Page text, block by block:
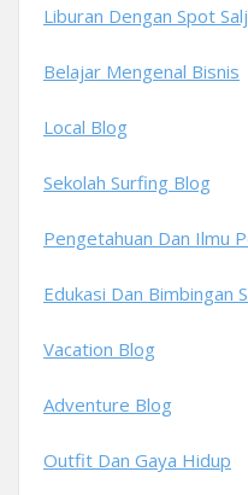
Liburan Dengan Spot
Belajar Mengenal Bisnis
Local Blog
Sekolah Surfing Blog
Pengetahuan Dan Ilmu
Edukasi Dan Bimbingan
Vacation Blog
Adventure Blog
Outfit Dan Gaya Hidup